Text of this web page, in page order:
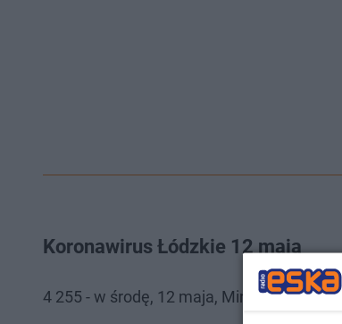
Koronawirus Łódzkie 12 maja
4 255 - w środę, 12 maja, Ministerstwo